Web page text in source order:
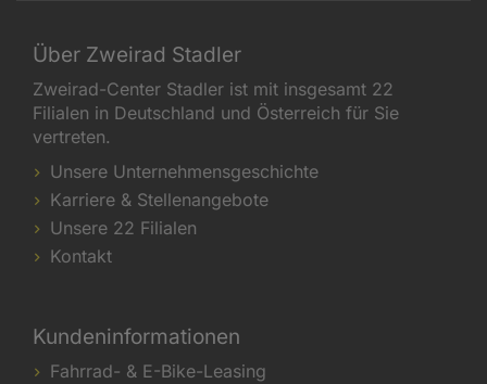
Über Zweirad Stadler
Zweirad-Center Stadler ist mit insgesamt 22
Filialen in Deutschland und Österreich für Sie
vertreten.
Unsere Unternehmensgeschichte
Karriere & Stellenangebote
Unsere 22 Filialen
Kontakt
Kundeninformationen
Fahrrad- & E-Bike-Leasing